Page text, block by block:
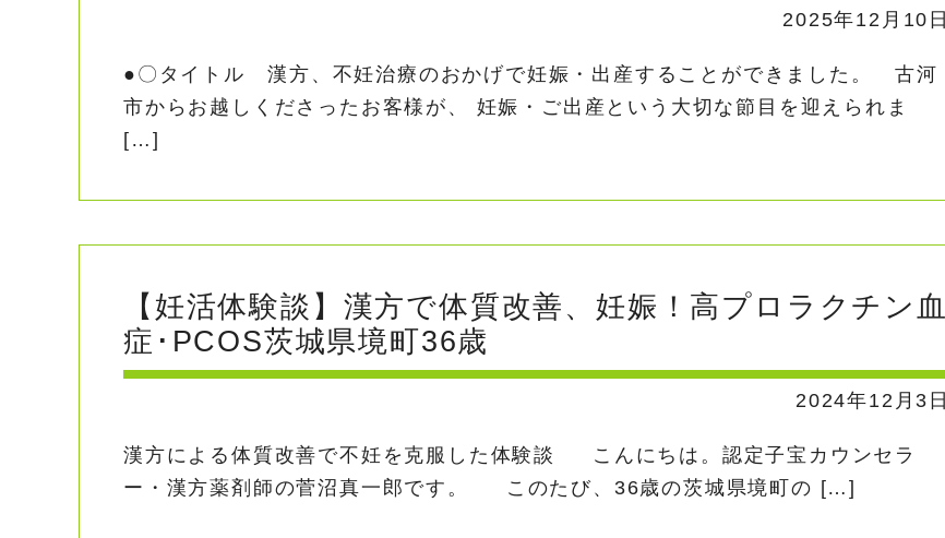
2025年12月10日
●〇タイトル 漢方、不妊治療のおかげで妊娠・出産することができました。 古河
市からお越しくださったお客様が、 妊娠・ご出産という大切な節目を迎えられま
[…]
【妊活体験談】漢方で体質改善、妊娠！高プロラクチン血
症･PCOS茨城県境町36歳
2024年12月3日
漢方による体質改善で不妊を克服した体験談 こんにちは。認定子宝カウンセラ
ー・漢方薬剤師の菅沼真一郎です。 このたび、36歳の茨城県境町の […]